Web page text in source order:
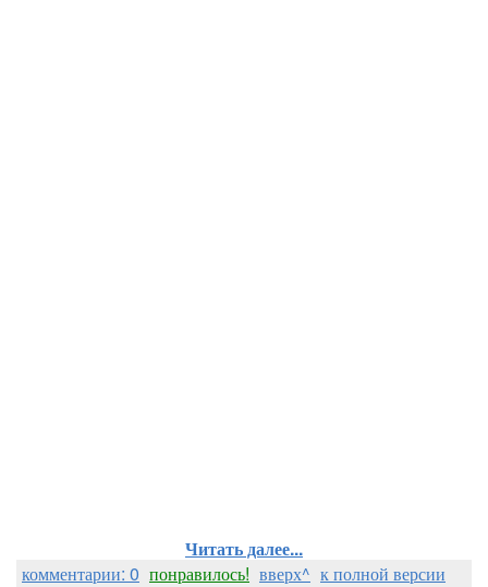
Читать далее...
комментарии: 0 понравилось! вверх^ к полной версии